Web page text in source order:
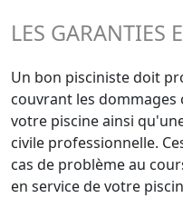
LES GARANTIES
Un bon pisciniste doit
couvrant les
votre piscine ainsi
civile professionnelle.
cas de problème au
en service de votre